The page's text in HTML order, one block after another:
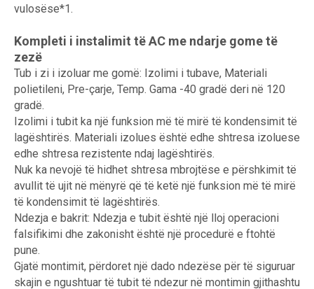
vulosëse*1.
Kompleti i instalimit të AC me ndarje gome të
zezë
Tub i zi i izoluar me gomë: Izolimi i tubave, Materiali
polietileni, Pre-çarje, Temp. Gama -40 gradë deri në 120
gradë.
Izolimi i tubit ka një funksion më të mirë të kondensimit të
lagështirës. Materiali izolues është edhe shtresa izoluese
edhe shtresa rezistente ndaj lagështirës.
Nuk ka nevojë të hidhet shtresa mbrojtëse e përshkimit të
avullit të ujit në mënyrë që të ketë një funksion më të mirë
të kondensimit të lagështirës.
Ndezja e bakrit: Ndezja e tubit është një lloj operacioni
falsifikimi dhe zakonisht është një procedurë e ftohtë
pune.
Gjatë montimit, përdoret një dado ndezëse për të siguruar
skajin e ngushtuar të tubit të ndezur në montimin gjithashtu